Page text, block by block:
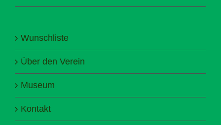
Wunschliste
Über den Verein
Museum
Kontakt